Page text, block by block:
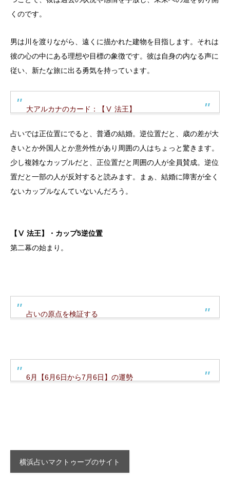
くのです。
男は川を渡りながら、遠くに描かれた建物を目指します。それは
彼の心の中にある理想や目標の象徴です。彼は自身の内なる声に
従い、新たな旅に出る勇気を持っています。
大アルカナのカード：【Ⅴ 法王】
占いでは正位置にでると、普通の結婚。逆位置だと、歳の差が大
きいとか外国人とか意外性があり周囲の人はちょっと驚きます。
少し複雑なカップルだと、正位置だと周囲の人が全員賛成。逆位
置だと一部の人が反対すると読みます。まぁ、結婚に障害が全く
ないカップルなんていないんだろう。
【Ⅴ 法王】・カップ5逆位置
第二幕の始まり。
占いの原点を検証する
6月【6月6日から7月6日】の運勢
横浜占いマクトゥーブのサイト